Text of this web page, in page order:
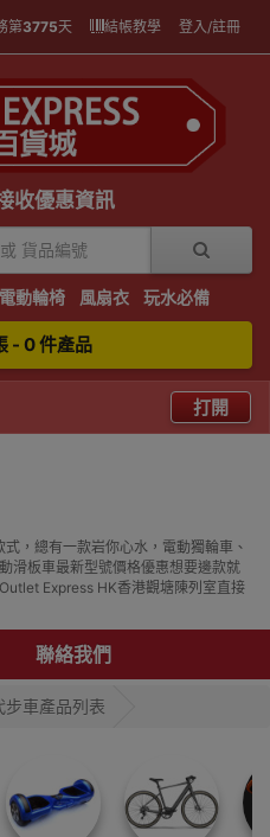
第3775天 結帳教學 登入/註冊
收優惠資訊
電動輪椅 風扇衣 玩水必備
- 0 件產品
打開
，總有一款岩你心水，電動獨輪車、
滑板車最新型號價格優惠想要邊款就
Express HK香港觀塘陳列室直接
聯絡我們
步車產品列表